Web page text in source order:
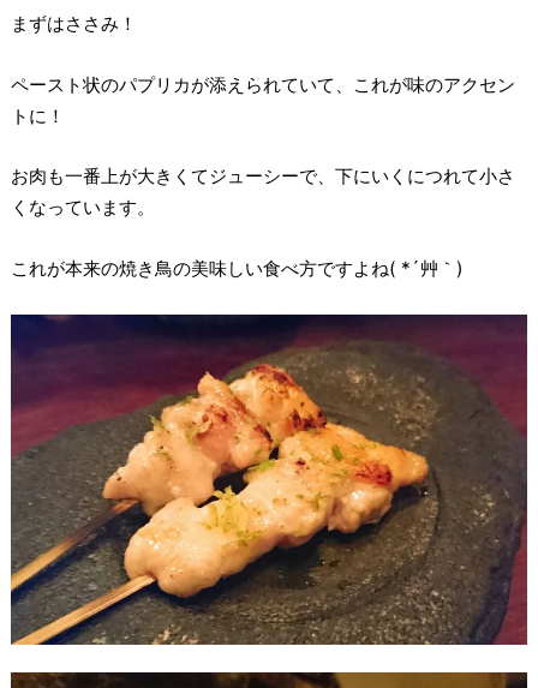
まずはささみ！
ペースト状のパプリカが添えられていて、これが味のアクセン
トに！
お肉も一番上が大きくてジューシーで、下にいくにつれて小さ
くなっています。
これが本来の焼き鳥の美味しい食べ方ですよね( *´艸｀)